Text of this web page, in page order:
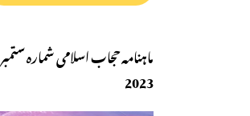
ماہنامہ حجاب اسلامی شمارہ ستمبر
2023